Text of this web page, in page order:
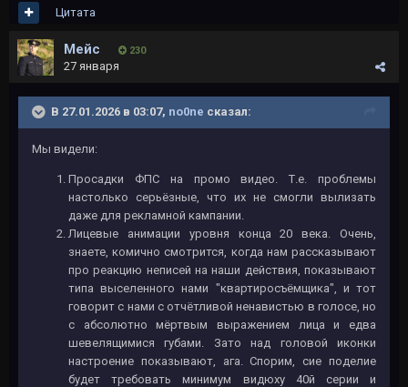
Цитата
Мейс 230
27 января
В 27.01.2026 в 03:07, no0ne сказал:
Мы видели:
Просадки ФПС на промо видео. Т.е. проблемы
настолько серьёзные, что их не смогли вылизать
даже для рекламной кампании.
Лицевые анимации уровня конца 20 века. Очень,
знаете, комично смотрится, когда нам рассказывают
про реакцию неписей на наши действия, показывают
типа выселенного нами "квартиросъёмщика", и тот
говорит с нами с отчётливой ненавистью в голосе, но
с абсолютно мёртвым выражением лица и едва
шевелящимися губами. Зато над головой иконки
настроение показывают, ага. Спорим, сие поделие
будет требовать минимум видюху 40й серии и